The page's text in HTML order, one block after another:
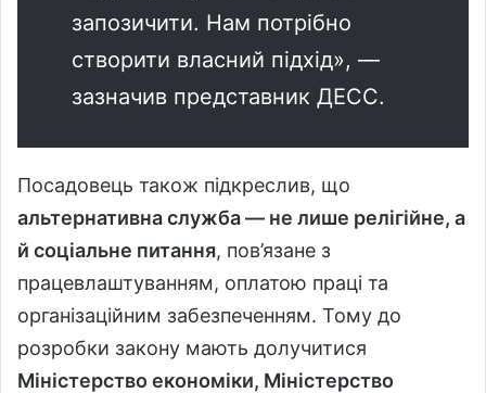
запозичити. Нам потрібно
створити власний підхід», —
зазначив представник ДЕСС.
Посадовець також підкреслив, що
альтернативна служба — не лише релігійне, а
й соціальне питання, пов’язане з
працевлаштуванням, оплатою праці та
організаційним забезпеченням. Тому до
розробки закону мають долучитися
Міністерство економіки, Міністерство